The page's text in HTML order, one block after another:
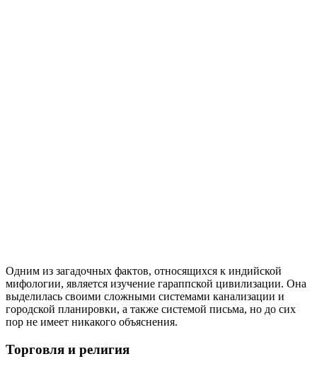
Одним из загадочных фактов, относящихся к индийской
мифологии, является изучение гараппской цивилизации. Она
выделилась своими сложными системами канализации и
городской планировки, а также системой письма, но до сих
пор не имеет никакого объяснения.
Торговля и религия